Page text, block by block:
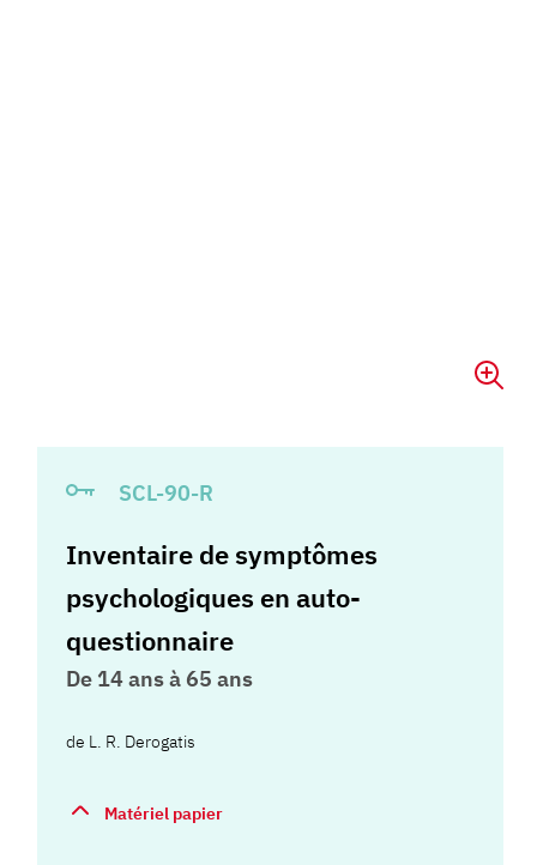
SCL-90-R
Inventaire de symptômes
psychologiques en auto-
questionnaire
De 14 ans à 65 ans
de L. R. Derogatis
Matériel papier